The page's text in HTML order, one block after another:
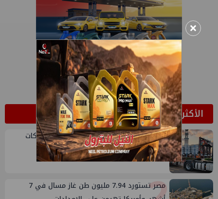
الأكثر قراءة
1
أكبا تبدأ تصدير 60 ألف طن من زيوت المحركات
البحرية للأسواق الخارجية
مصر تستورد 7.94 مليون طن غاز مسال في 7
×